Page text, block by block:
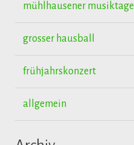
mühlhausener musiktage
grosser hausball
frühjahrskonzert
allgemein